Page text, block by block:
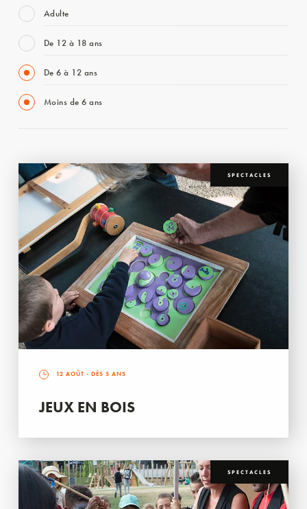
Adulte
De 12 à 18 ans
De 6 à 12 ans
Moins de 6 ans
SPECTACLES
12 AOÛT - DÈS 5 ANS
JEUX EN BOIS
SPECTACLES